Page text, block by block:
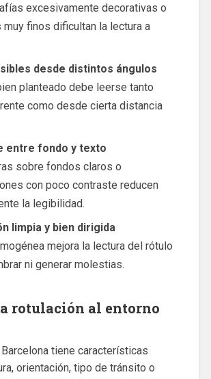
excesivamente decorativas o
muy finos dificultan la lectura a
desde distintos ángulos
planteado debe leerse tanto
como desde cierta distancia
entre fondo y texto
sobre fondos claros o
con poco contraste reducen
la legibilidad.
limpia y bien dirigida
mejora la lectura del rótulo
ni generar molestias.
rotulación al entorno
tiene características
orientación, tipo de tránsito o